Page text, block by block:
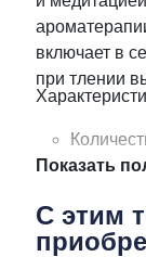
включает в
при тлении
Размер
Показать
С этим